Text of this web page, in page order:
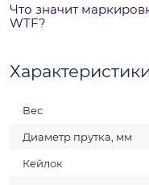
Что значит
WTF?
Вес
Диаметр прутка, мм
Кейлок